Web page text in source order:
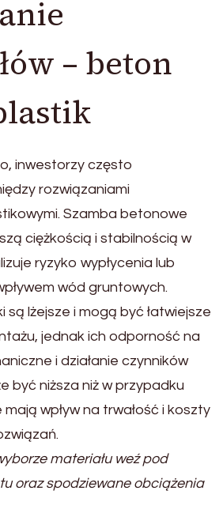
– beton
inwestorzy często
rozwiązaniami
Szamba betonowe
ciężkością i stabilnością w
ryzyko wypłycenia lub
wód gruntowych.
są lżejsze i mogą być łatwiejsze
jednak ich odporność na
i działanie czynników
być niższa niż w przypadku
wpływ na trwałość i koszty
materiału weź pod
oraz spodziewane obciążenia